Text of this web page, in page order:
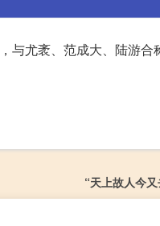
与尤袤、范成大、陆游合
“天上故人今